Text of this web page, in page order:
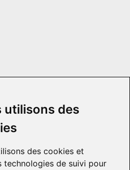
utilisons des
des cookies et
technologies de suivi pour